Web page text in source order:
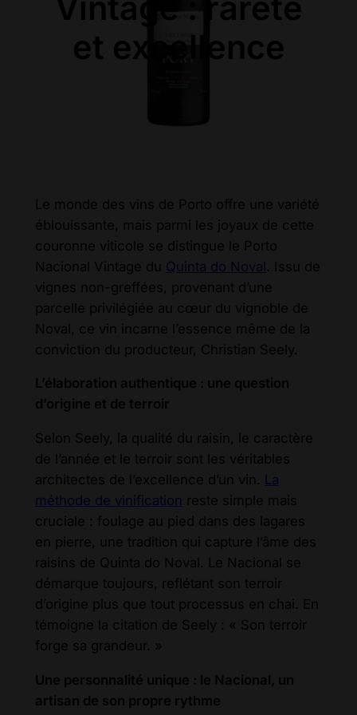
Vintage : rareté
et excellence
Le monde des vins de Porto offre une variété
éblouissante, mais parmi les joyaux de cette
couronne viticole se distingue le Porto
Nacional Vintage du Quinta do Noval . Issu de
vignes non-greffées, provenant d’une
parcelle privilégiée au cœur du vignoble de
Noval, ce vin incarne l’essence même de la
conviction du producteur, Christian Seely.
L’élaboration authentique : une question
d’origine et de terroir
Selon Seely, la qualité du raisin, le caractère
de l’année et le terroir sont les véritables
architectes de l’excellence d’un vin. La
méthode de vinification reste simple mais
cruciale : foulage au pied dans des lagares
en pierre, une tradition qui capture l’âme des
raisins de Quinta do Noval. Le Nacional se
démarque toujours, reflétant son terroir
d’origine plus que tout processus en chai. En
témoigne la citation de Seely : « Son terroir
forge sa grandeur. »
Une personnalité unique : le Nacional, un
artisan de son propre rythme